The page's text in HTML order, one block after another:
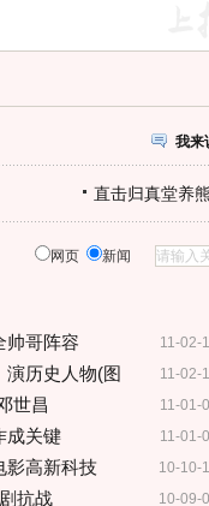
我来
直击归真堂养
网页 新闻
11-02-
帅哥阵容
11-02-
历史人物(图
11-01-
世昌
11-01-
成关键
10-10-
影高新科技
10-09-
抗战